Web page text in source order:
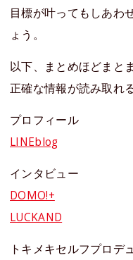
目標が叶ってもしあわ
ょう。
以下、まとめほどまと
正確な情報が読み取れ
プロフィール
LINEblog
インタビュー
DOMO!+
LUCKAND
トキメキセルフプロデ